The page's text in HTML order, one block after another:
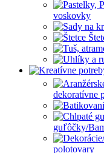
voskovky
dekoratívne
guľôčky/
polotovary